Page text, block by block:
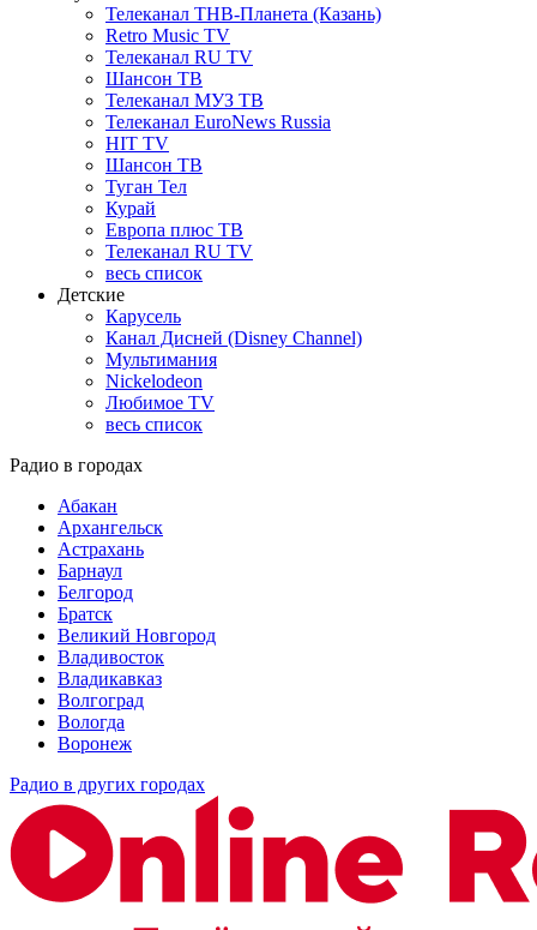
Телеканал ТНВ-Планета (Казань)
Retro Music TV
Телеканал RU TV
Шансон ТВ
Телеканал МУЗ ТВ
Телеканал EuroNews Russia
HIT TV
Шансон ТВ
Туган Тел
Курай
Европа плюс ТВ
Телеканал RU TV
весь список
Детские
Карусель
Канал Дисней (Disney Channel)
Мультимания
Nickelodeon
Любимое TV
весь список
Радио в городах
Абакан
Архангельск
Астрахань
Барнаул
Белгород
Братск
Великий Новгород
Владивосток
Владикавказ
Волгоград
Вологда
Воронеж
Радио в других городах